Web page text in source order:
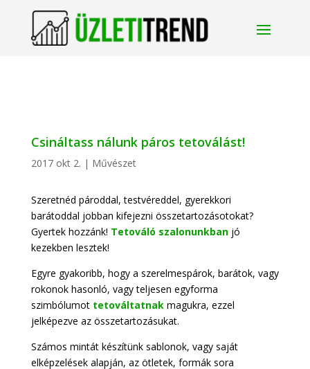
Csináltass nálunk páros tetoválást!
2017 okt 2. | Művészet
Szeretnéd pároddal, testvéreddel, gyerekkori
barátoddal jobban kifejezni összetartozásotokat?
Gyertek hozzánk! Tetováló szalonunkbanjó
kezekben lesztek!
Egyre gyakoribb, hogy a szerelmespárok, barátok, vagy
rokonok hasonló, vagy teljesen egyforma
szimbólumottetováltatnakmagukra, ezzel
jelképezve az összetartozásukat.
Számos mintát készítünk sablonok, vagy saját
elképzelések alapján, az ötletek, formák sora